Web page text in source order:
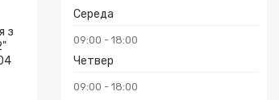
Середа
09:00 18:00
Четвер
09:00 18:00
з